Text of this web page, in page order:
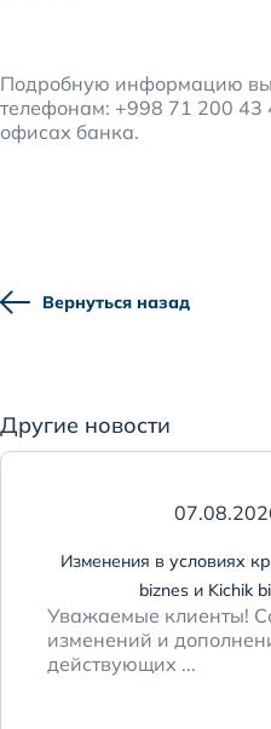
Подробную информацию вы
телефонам: +998 71 200
офисах банка.
Вернуться назад
Другие новости
Изменения в условиях
biznes и Kichik
Уважаемые клиенты!
изменений и
действующих ...